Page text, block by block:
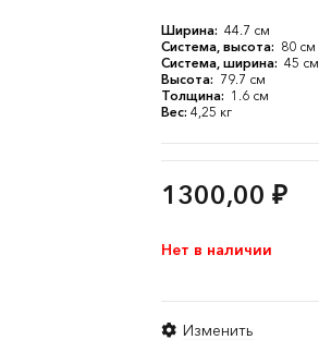
Ширина: 44.7 см
Система, высота: 80 см
Система, ширина: 45 см
Высота: 79.7 см
Толщина: 1.6 см
Вес: 4,25 кг
1300,00 ₽
Нет в наличии
Изменить